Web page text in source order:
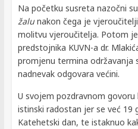
Na početku susreta nazočni
žalunakon čega je
molitvu vjeroučitelja. Potom
predstojnika KUVN-a dr.
promjenu termina održavanja
nadnevak odgovara većini.
U svojem pozdravnom govoru
istinski radostan jer se već 19
Katehetski dan, te istaknuo